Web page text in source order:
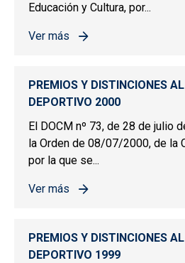
Educación y Cultura, por...
Ver más
sobre PREMIOS Y
PREMIOS Y DISTINCIONES
DEPORTIVO 2000
El DOCM nº 73, de 28 de julio
la Orden de 08/07/2000, de la
por la que se...
Ver más
sobre PREMIOS Y
PREMIOS Y DISTINCIONES
DEPORTIVO 1999